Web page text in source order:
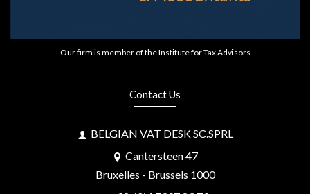
Our firm is member of the Institute for Tax Advisors
Contact Us
BELGIAN VAT DESK SC.SPRL
Cantersteen 47
Bruxelles - Brussels 1000